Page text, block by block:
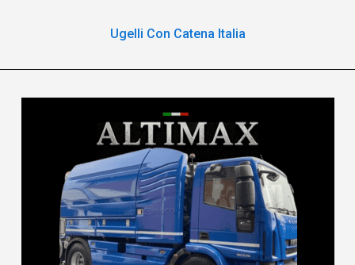
Ugelli Con Catena Italia